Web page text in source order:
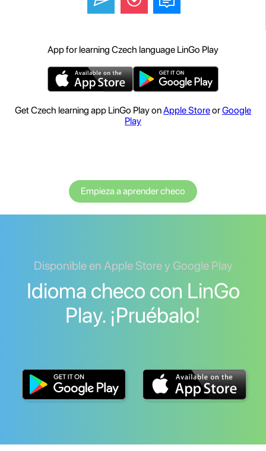
App for learning Czech language LinGo Play
Get Czech learning app LinGo Play onApple StoreorGoogle
Play
Empieza a aprender checo
Disponible en Apple Store y Google Play
Idioma checo con LinGo
Play. ¡Pruébalo!